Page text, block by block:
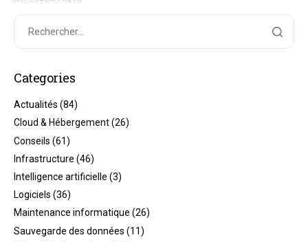
Categories
Actualités (84)
Cloud & Hébergement(26)
Conseils (61)
Infrastructure (46)
Intelligence artificielle (3)
Logiciels (36)
Maintenance informatique (26)
Sauvegarde des données (11)